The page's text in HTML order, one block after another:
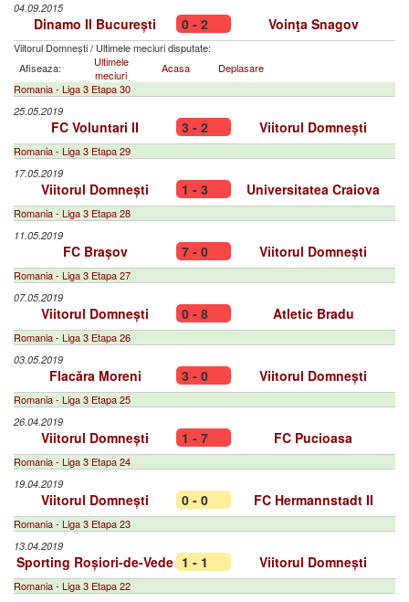
04.09.2015
Dinamo II București 0 - 2 Voinţa Snagov
Viitorul Domnești/ Ultimele meciuri disputate:
Afiseaza:
Ultimele
meciuri
Acasa
Deplasare
Romania - Liga 3 Etapa 30
25.05.2019
FC Voluntari II 3 - 2 Viitorul Domnești
Romania - Liga 3 Etapa 29
17.05.2019
Viitorul Domnești 1 - 3 Universitatea Craiova
Romania - Liga 3 Etapa 28
11.05.2019
FC Brașov 7 - 0 Viitorul Domnești
Romania - Liga 3 Etapa 27
07.05.2019
Viitorul Domnești 0 - 8 Atletic Bradu
Romania - Liga 3 Etapa 26
03.05.2019
Flacăra Moreni 3 - 0 Viitorul Domnești
Romania - Liga 3 Etapa 25
26.04.2019
Viitorul Domnești 1 - 7 FC Pucioasa
Romania - Liga 3 Etapa 24
19.04.2019
Viitorul Domnești 0 - 0 FC Hermannstadt II
Romania - Liga 3 Etapa 23
13.04.2019
Sporting Roșiori-de-Vede 1 - 1 Viitorul Domnești
Romania - Liga 3 Etapa 22